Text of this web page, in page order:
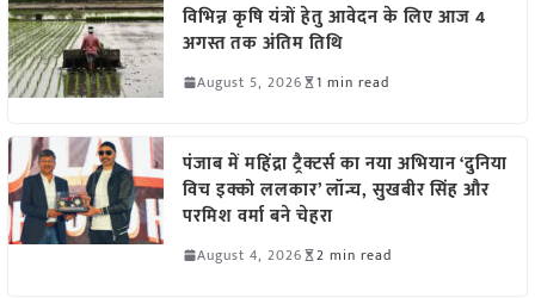
विभिन्न कृषि यंत्रों हेतु आवेदन के लिए आज 4
अगस्त तक अंतिम तिथि
August 5, 2026 1 min read
पंजाब में महिंद्रा ट्रैक्टर्स का नया अभियान ‘दुनिया
विच इक्को ललकार’ लॉन्च, सुखबीर सिंह और
परमिश वर्मा बने चेहरा
August 4, 2026 2 min read